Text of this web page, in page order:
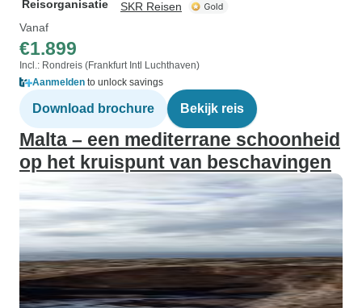
Reisorganisatie
SKR Reisen
Vanaf
€1.899
Incl.: Rondreis (Frankfurt Intl Luchthaven)
Aanmelden to unlock savings
Download brochure Bekijk reis
Malta – een mediterrane schoonheid
op het kruispunt van beschavingen